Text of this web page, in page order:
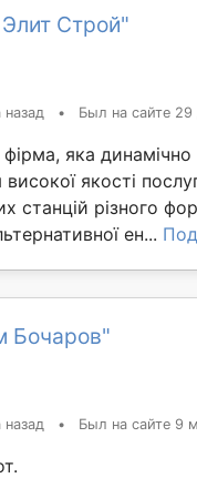
Строй"
назад • Был на сайте 29
яка динамічно
якості
станцій різного
ен...
Бочаров"
назад • Был на сайте 9